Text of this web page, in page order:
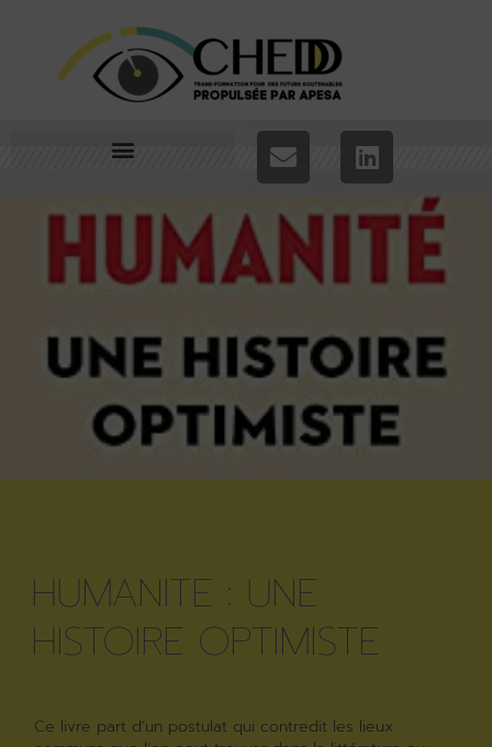
HUMANITE : UNE
HISTOIRE OPTIMISTE
Ce livre part d’un postulat qui contredit les lieux